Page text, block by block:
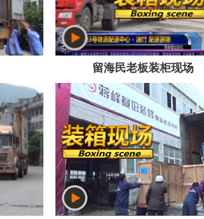
留海民老板装柜现场